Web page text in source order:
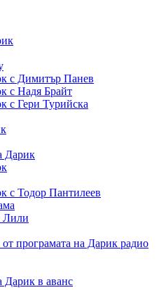
с Димитър Панев
с Надя Брайт
с Гери Турийска
Дарик
с Тодор Пантилеев
Лили
програмата на Дарик радио
Дарик в аванс